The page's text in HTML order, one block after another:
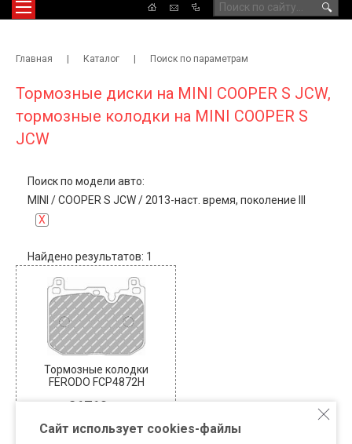
🔍
Главная | Каталог | Поиск по параметрам
Тормозные диски на MINI COOPER S JCW,
тормозные колодки на MINI COOPER S
JCW
Поиск по модели авто:
MINI /COOPER S JCW/ 2013-наст. время, поколение III
X
Найдено результатов: 1
Тормозные колодки
FERODO FCP4872H
26760
В наличии: 2
Сайт использует cookies-файлы